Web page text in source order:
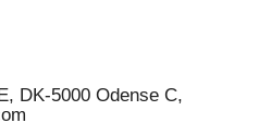
DK-5000 Odense C,